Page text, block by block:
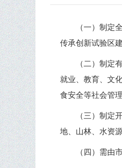
（一）制定
传承创新试验区
（二）制定
就业、教育、文
食安全等社会管
（三）制定
地、山林、水资
（四）需由